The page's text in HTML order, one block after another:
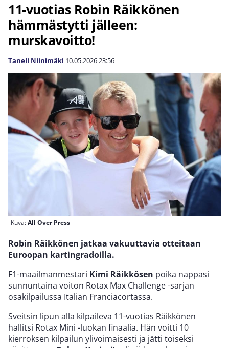
11-vuotias Robin Räikkönen
hämmästytti jälleen:
murskavoitto!
Taneli Niinimäki 10.05.202623:56
Kuva:All Over Press
Robin Räikkönen jatkaa vakuuttavia otteitaan
Euroopan kartingradoilla.
F1-maailmanmestari Kimi Räikkösen poika nappasi
sunnuntaina voiton Rotax Max Challenge -sarjan
osakilpailussa Italian Franciacortassa.
Sveitsin lipun alla kilpaileva 11-vuotias Räikkönen
hallitsi Rotax Mini -luokan finaalia. Hän voitti 10
kierroksen kilpailun ylivoimaisesti ja jätti toiseksi